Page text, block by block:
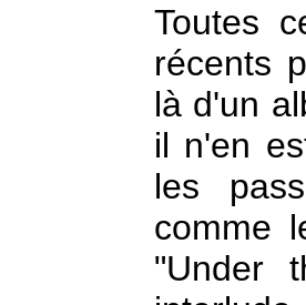
Toutes
récents
là d'un
il n'en
les
comme
"Under